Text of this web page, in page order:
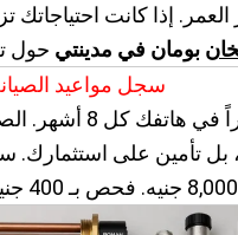
إذا كانت احتياجاتك
بومان في مدينتي حول
سجل مواعيد
ضع تذكيراً في
بل تأمين على استثمارك.